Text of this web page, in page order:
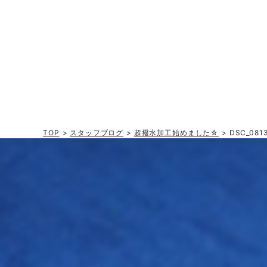
TOP > スタッフブログ > 超撥水加工始めました☆ >